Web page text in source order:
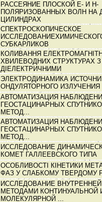
РАССЕЯНИЕ ПЛОСКОЙ Е- И Н-
ПОЛЯРИЗОВАННЫХ ВОЛН НА
ЦИЛИНДРАХ
СПЕКТРОСКОПИЧЕСКОЕ
СУБКАРЛИКОВ
КОЛИВАННЯ
ХВИЛЕВОДНИХ СТРУКТУРАХ З
ДІЕЛЕКТРИЧНИМИ
ЭЛЕКТРОДИНАМИКА
ОНДУЛЯТОРНОГО ИЗЛУЧЕНИЯ
АВТОМАТИЗАЦИЯ
ГЕОСТАЦИНАРНЫХ
МЕТОД...
АВТОМАТИЗАЦИЯ
ГЕОСТАЦИНАРНЫХ
МЕТОД...
ИССЛЕДОВАНИЕ
КОМЕТ ГАЛЛЕЕВСКОГО ТИПА
ОСОБЛИВОСТІ КІНЕТИКИ
ФАЗ У СЛАБКОМУ ТВЕРДОМУ
ИССЛЕДОВАНИЕ
МЕТОДАМИ КОНТИНУАЛЬНОЙ
МОЛЕКУЛЯРНОЙ ...